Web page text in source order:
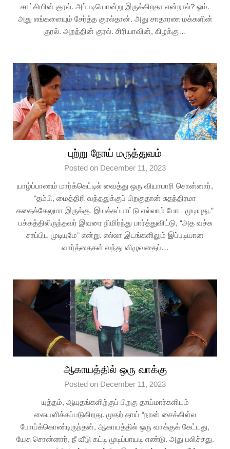
சாட்சியின் குரல். அப்படியொன்று இருக்கிறதா என்றால்? ஓம்.
அது எங்களையும் சேர்த்த குரல்தான். அது சாதாரண மக்களின்
குரல். அறத்தின் குரல். சிரியாவின், கிழக்கு…
புற்று நோய் மருத்துவம்
Posted on December 11, 2023
யாழ்ப்பாணம் மார்க்கெட்டில் வைத்து ஒரு வியாபாரி சொன்னார்,
“தம்பி, மைத்திரி வந்ததுக்குப் பிறகுதான் சுதந்திரமா
கதைக்கேலுமா இருக்கு. இயக்கப்பாட்டு எல்லாம் போட முடியுது.”
பக்கத்திலிருந்தவர் இவரை நிமிர்ந்து பார்த்துவிட்டு, “அத வச்சு
சாப்பிட முடியுமே” என்று. எல்லா இடங்களிலும் இப்படியான
வார்த்தைகள் வந்து விழுவதைப்…
ஆகாயத்தில் ஒரு வாக்கு
Posted on December 11, 2023
யுத்தம், ஆயுதங்களிற்குப் பிறகு தாய்மார்களிடம்
கையளிக்கப்படுகிறது. முதற் தாய் “நான் சைக்கிள்ல
போய்க்கொண்டிருந்தன், ஆகாயத்தில் ஒரு வாக்குக் கேட்டது,
யேசு சொன்னார், நீ வீடு கட்டி முடிப்பாயடி எண்டு. அது பலிச்சது.